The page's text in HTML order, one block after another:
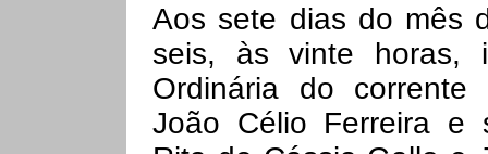
Aos sete dias do mês
seis, às vinte horas,
Ordinária do
João Célio Ferreira e